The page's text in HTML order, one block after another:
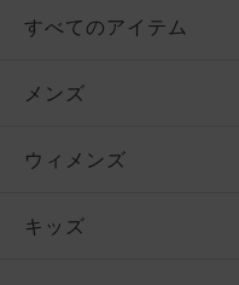
すべてのアイテム
メンズ
ウィメンズ
キッズ
メンズ
トップス
ボトムス
ウィメンズ
トップス
キッズ